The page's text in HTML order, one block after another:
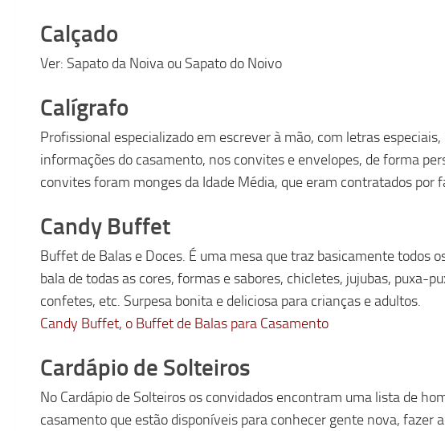
Calçado
Ver: Sapato da Noiva ou Sapato do Noivo
Calígrafo
Profissional especializado em escrever à mão, com letras
informações do casamento, nos convites e envelopes, de forma
convites foram monges da Idade Média, que eram contratados por
Candy Buffet
Buffet de Balas e Doces. É uma mesa que traz basicamente todos
bala de todas as cores, formas e sabores, chicletes, jujubas, puxa-
confetes, etc. Surpesa bonita e deliciosa para crianças e adultos.
Candy Buffet, o Buffet de Balas para Casamento
Cardápio de Solteiros
No Cardápio de Solteiros os convidados encontram uma lista de
casamento que estão disponíveis para conhecer gente nova, fazer